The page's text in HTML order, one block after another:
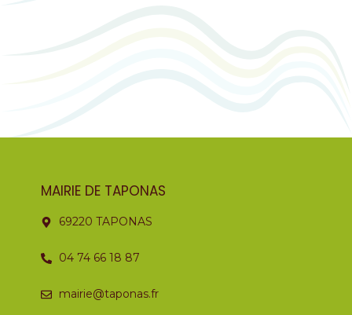
MAIRIE DE TAPONAS
69220 TAPONAS
04 74 66 18 87
mairie@taponas.fr